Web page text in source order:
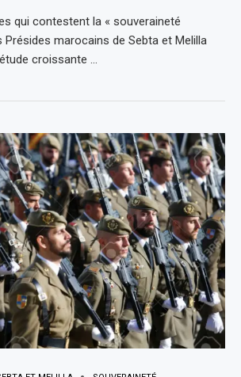
qui contestent la « souveraineté
Présides marocains de Sebta et Melilla
croissante …